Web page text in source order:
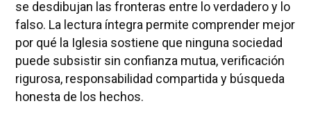
se desdibujan las fronteras entre lo verdadero y lo
falso. La lectura íntegra permite comprender mejor
por qué la Iglesia sostiene que ninguna sociedad
puede subsistir sin confianza mutua, verificación
rigurosa, responsabilidad compartida y búsqueda
honesta de los hechos.